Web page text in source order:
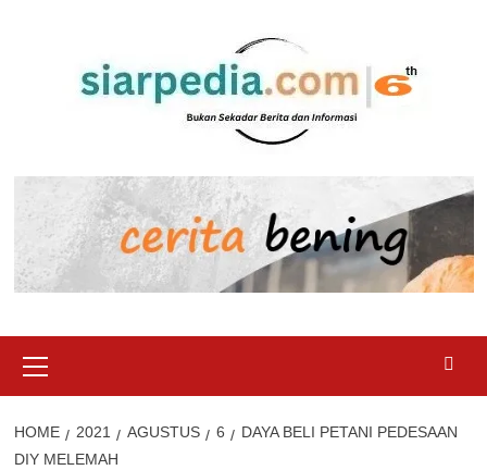
Menu
HOME 2021 AGUSTUS 6
DAYA BELI PETANI PEDESAAN
DIY MELEMAH